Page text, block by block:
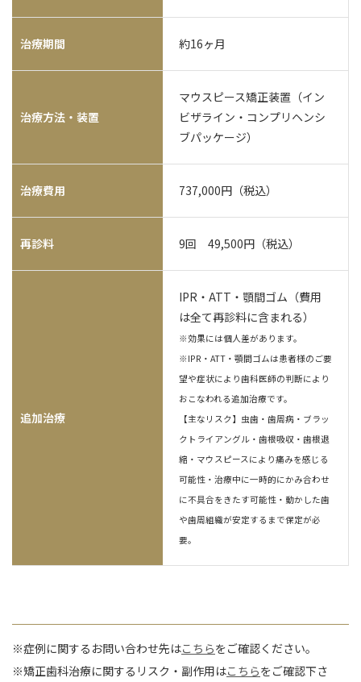
治療期間 約16ヶ月
治療方法・装置
マウスピース矯正装置（イン
ビザライン・コンプリヘンシ
ブパッケージ）
治療費用 737,000円（税込）
再診料 9回 49,500円（税込）
追加治療
IPR・ATT・顎間ゴム（費用
は全て再診料に含まれる）
※効果には個人差があります。
※IPR・ATT・顎間ゴムは患者様のご要
望や症状により歯科医師の判断により
おこなわれる追加治療です。
【主なリスク】虫歯・歯周病・ブラッ
クトライアングル・歯根吸収・歯根退
縮・マウスピースにより痛みを感じる
可能性・治療中に一時的にかみ合わせ
に不具合をきたす可能性・動かした歯
や歯周組織が安定するまで保定が必
要。
※症例に関するお問い合わせ先はこちらをご確認ください。
※矯正歯科治療に関するリスク・副作用はこちらをご確認下さ